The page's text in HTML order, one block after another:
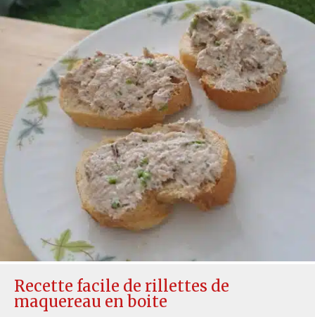
Recette facile de rillettes de
maquereau en boite